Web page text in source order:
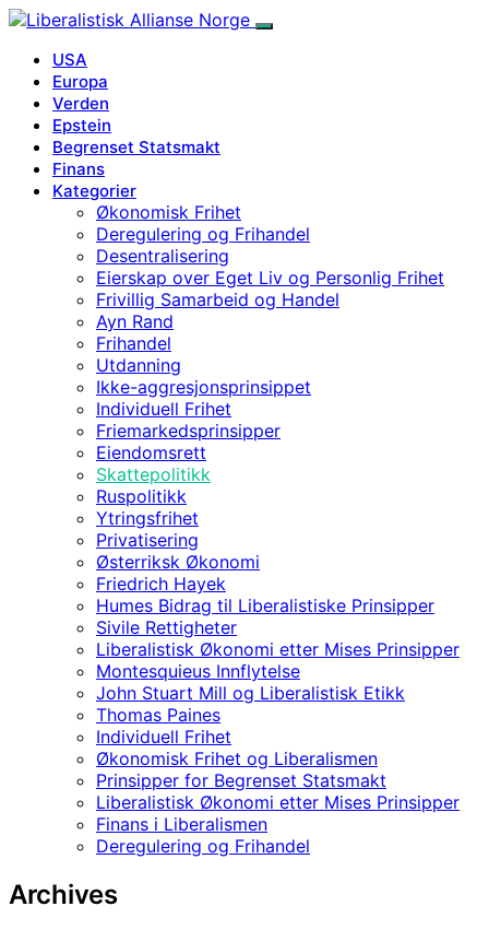
USA
Europa
Verden
Epstein
Begrenset Statsmakt
Finans
Kategorier
Økonomisk Frihet
Deregulering og Frihandel
Desentralisering
Eierskap over Eget Liv og Personlig Frihet
Frivillig Samarbeid og Handel
Ayn Rand
Frihandel
Utdanning
Ikke-aggresjonsprinsippet
Individuell Frihet
Friemarkedsprinsipper
Eiendomsrett
Skattepolitikk
Ruspolitikk
Ytringsfrihet
Privatisering
Østerriksk Økonomi
Friedrich Hayek
Humes Bidrag til Liberalistiske Prinsipper
Sivile Rettigheter
Liberalistisk Økonomi etter Mises Prinsipper
Montesquieus Innflytelse
John Stuart Mill og Liberalistisk Etikk
Thomas Paines
Individuell Frihet
Økonomisk Frihet og Liberalismen
Prinsipper for Begrenset Statsmakt
Liberalistisk Økonomi etter Mises Prinsipper
Finans i Liberalismen
Deregulering og Frihandel
Archives